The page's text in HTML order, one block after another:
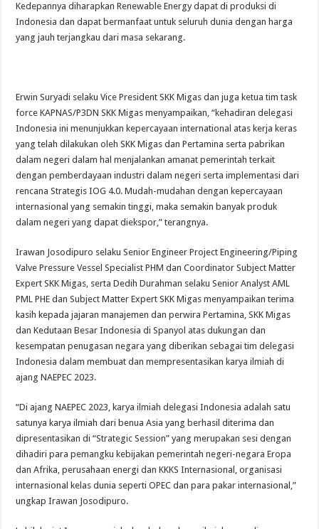
Kedepannya diharapkan Renewable Energy dapat di produksi di
Indonesia dan dapat bermanfaat untuk seluruh dunia dengan harga
yang jauh terjangkau dari masa sekarang.
Erwin Suryadi selaku Vice President SKK Migas dan juga ketua tim task
force KAPNAS/P3DN SKK Migas menyampaikan, “kehadiran delegasi
Indonesia ini menunjukkan kepercayaan international atas kerja keras
yang telah dilakukan oleh SKK Migas dan Pertamina serta pabrikan
dalam negeri dalam hal menjalankan amanat pemerintah terkait
dengan pemberdayaan industri dalam negeri serta implementasi dari
rencana Strategis IOG 4.0. Mudah-mudahan dengan kepercayaan
internasional yang semakin tinggi, maka semakin banyak produk
dalam negeri yang dapat diekspor,” terangnya.
Irawan Josodipuro selaku Senior Engineer Project Engineering/Piping
Valve Pressure Vessel Specialist PHM dan Coordinator Subject Matter
Expert SKK Migas, serta Dedih Durahman selaku Senior Analyst AML
PML PHE dan Subject Matter Expert SKK Migas menyampaikan terima
kasih kepada jajaran manajemen dan perwira Pertamina, SKK Migas
dan Kedutaan Besar Indonesia di Spanyol atas dukungan dan
kesempatan penugasan negara yang diberikan sebagai tim delegasi
Indonesia dalam membuat dan mempresentasikan karya ilmiah di
ajang NAEPEC 2023.
“Di ajang NAEPEC 2023, karya ilmiah delegasi Indonesia adalah satu
satunya karya ilmiah dari benua Asia yang berhasil diterima dan
dipresentasikan di “Strategic Session” yang merupakan sesi dengan
dihadiri para pemangku kebijakan pemerintah negeri-negara Eropa
dan Afrika, perusahaan energi dan KKKS Internasional, organisasi
internasional kelas dunia seperti OPEC dan para pakar internasional,”
ungkap Irawan Josodipuro.